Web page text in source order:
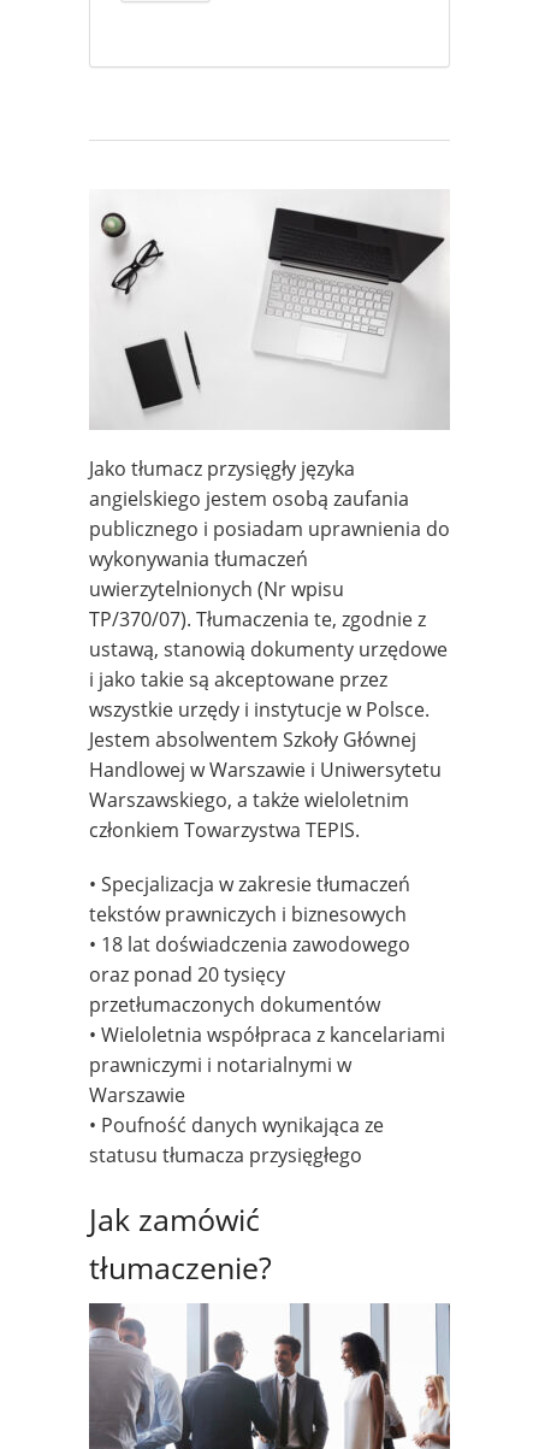
Jako tłumacz przysięgły języka
angielskiego jestem osobą zaufania
publicznego i posiadam uprawnienia do
wykonywania tłumaczeń
uwierzytelnionych (Nr wpisu
TP/370/07). Tłumaczenia te, zgodnie z
ustawą, stanowią dokumenty urzędowe
i jako takie są akceptowane przez
wszystkie urzędy i instytucje w Polsce.
Jestem absolwentem Szkoły Głównej
Handlowej w Warszawie i Uniwersytetu
Warszawskiego, a także wieloletnim
członkiem Towarzystwa TEPIS.
• Specjalizacja w zakresie tłumaczeń
tekstów prawniczych i biznesowych
• 18 lat doświadczenia zawodowego
oraz ponad 20 tysięcy
przetłumaczonych dokumentów
• Wieloletnia współpraca z kancelariami
prawniczymi i notarialnymi w
Warszawie
• Poufność danych wynikająca ze
statusu tłumacza przysięgłego
Jak zamówić
tłumaczenie?